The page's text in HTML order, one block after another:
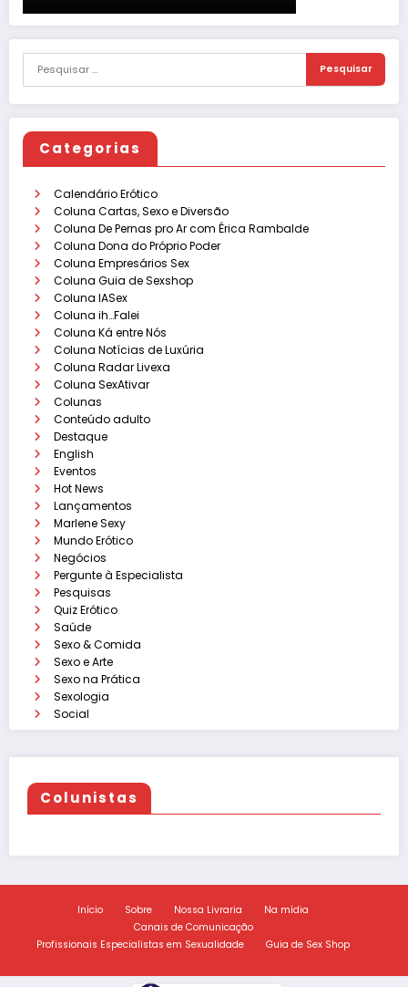
Categorias
Calendário Erótico
Coluna Cartas, Sexo e Diversão
Coluna De Pernas pro Ar com Érica Rambalde
Coluna Dona do Próprio Poder
Coluna Empresários Sex
Coluna Guia de Sexshop
Coluna IASex
Coluna ih…Falei
Coluna Ká entre Nós
Coluna Notícias de Luxúria
Coluna Radar Livexa
Coluna SexAtivar
Colunas
Conteúdo adulto
Destaque
English
Eventos
Hot News
Lançamentos
Marlene Sexy
Mundo Erótico
Negócios
Pergunte à Especialista
Pesquisas
Quiz Erótico
Saúde
Sexo & Comida
Sexo e Arte
Sexo na Prática
Sexologia
Social
Colunistas
Início Sobre Nossa Livraria
Na mídia
Canais de Comunicação
Profissionais Especialistas em Sexualidade
Guia de Sex Shop